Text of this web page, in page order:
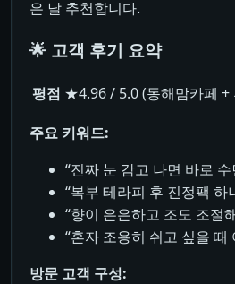
은 날 추천합니다.
🌟 고객 후기 요약
평점 ★4.96 / 5.0 (동해맘카페 +
주요 키워드:
“진짜 눈 감고 나면 바로
“복부 테라피 후 진정팩
“향이 은은하고 조도 조절
“혼자 조용히 쉬고 싶을 때
방문 고객 구성: